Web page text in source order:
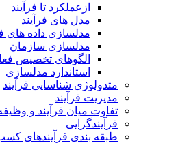
ازعملکرد تا فرآیند
مدل های فرآیند
مدلسازی داده های
مدلسازی سازمان
الگوهای تخصیص
استاندارد مدلسازی
متدولوژی شناسایی فرآیند
مدیریت فرآیند
تفاوت میان فرآیند و
فرآیندگرایی
طبقه بندی فرآیندهای